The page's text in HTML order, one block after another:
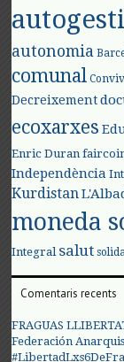
autonomia
comunal
Decreixement
ecoxarxes
Enric Duran
Independència
Kurdistan
moneda
Integral salut
Comentaris recents
FRAGUAS
Federación